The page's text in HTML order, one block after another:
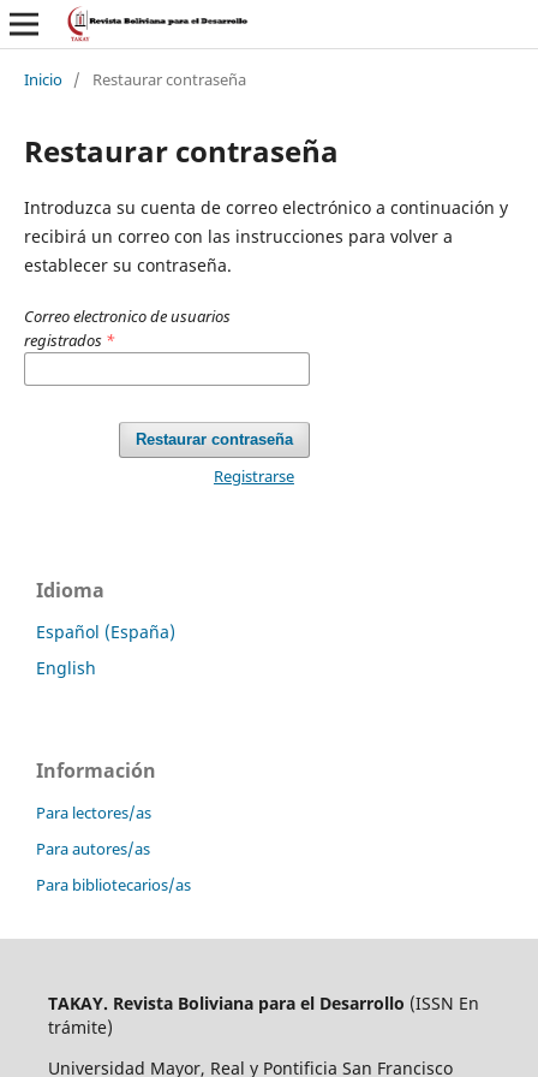
Inicio / Restaurar contraseña
Restaurar contraseña
Introduzca su cuenta de correo electrónico a continuación y
recibirá un correo con las instrucciones para volver a
establecer su contraseña.
Correo electronico de usuarios
registrados *
Restaurar contraseña
Registrarse
Idioma
Español (España)
English
Información
Para lectores/as
Para autores/as
Para bibliotecarios/as
TAKAY. Revista Boliviana para el Desarrollo (ISSN En
trámite)
Universidad Mayor, Real y Pontificia San Francisco